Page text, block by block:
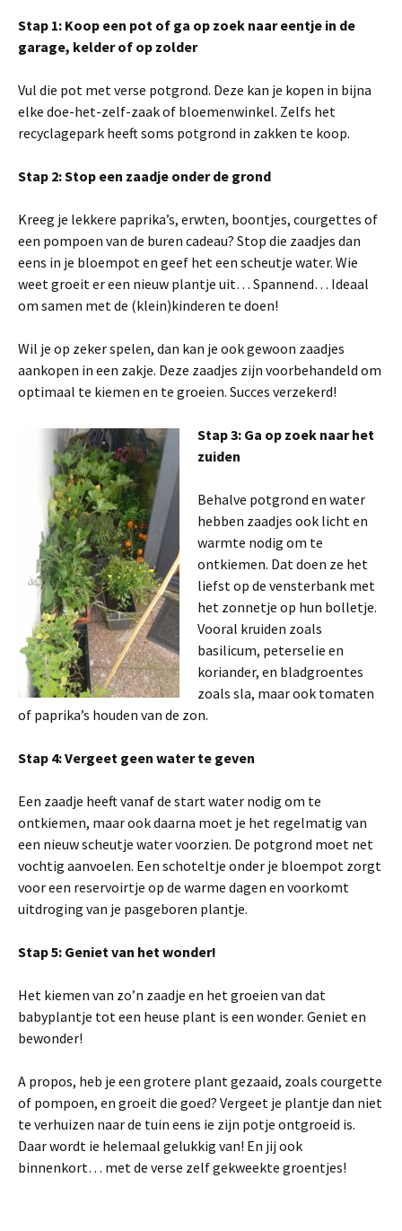
Stap 1: Koop een pot of ga op zoek naar eentje in de
garage, kelder of op zolder
Vul die pot met verse potgrond. Deze kan je kopen in bijna
elke doe-het-zelf-zaak of bloemenwinkel. Zelfs het
recyclagepark heeft soms potgrond in zakken te koop.
Stap 2: Stop een zaadje onder de grond
Kreeg je lekkere paprika’s, erwten, boontjes, courgettes of
een pompoen van de buren cadeau? Stop die zaadjes dan
eens in je bloempot en geef het een scheutje water. Wie
weet groeit er een nieuw plantje uit… Spannend… Ideaal
om samen met de (klein)kinderen te doen!
Wil je op zeker spelen, dan kan je ook gewoon zaadjes
aankopen in een zakje. Deze zaadjes zijn voorbehandeld om
optimaal te kiemen en te groeien. Succes verzekerd!
Stap 3: Ga op zoek naar het
zuiden
Behalve potgrond en water
hebben zaadjes ook licht en
warmte nodig om te
ontkiemen. Dat doen ze het
liefst op de vensterbank met
het zonnetje op hun bolletje.
Vooral kruiden zoals
basilicum, peterselie en
koriander, en bladgroentes
zoals sla, maar ook tomaten
of paprika’s houden van de zon.
Stap 4: Vergeet geen water te geven
Een zaadje heeft vanaf de start water nodig om te
ontkiemen, maar ook daarna moet je het regelmatig van
een nieuw scheutje water voorzien. De potgrond moet net
vochtig aanvoelen. Een schoteltje onder je bloempot zorgt
voor een reservoirtje op de warme dagen en voorkomt
uitdroging van je pasgeboren plantje.
Stap 5: Geniet van het wonder!
Het kiemen van zo’n zaadje en het groeien van dat
babyplantje tot een heuse plant is een wonder. Geniet en
bewonder!
A propos, heb je een grotere plant gezaaid, zoals courgette
of pompoen, en groeit die goed? Vergeet je plantje dan niet
te verhuizen naar de tuin eens ie zijn potje ontgroeid is.
Daar wordt ie helemaal gelukkig van! En jij ook
binnenkort… met de verse zelf gekweekte groentjes!